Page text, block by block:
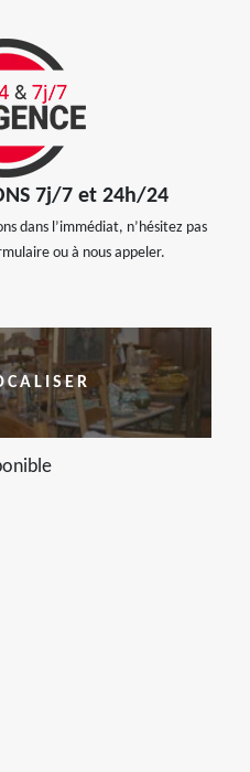
7j/7 et 24h/24
dans l’immédiat, n’hésitez pas
ou à nous appeler.